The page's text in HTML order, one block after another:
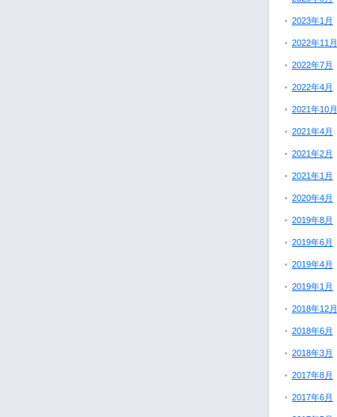
2023年1月
2022年11月
2022年7月
2022年4月
2021年10月
2021年4月
2021年2月
2021年1月
2020年4月
2019年8月
2019年6月
2019年4月
2019年1月
2018年12月
2018年6月
2018年3月
2017年8月
2017年6月